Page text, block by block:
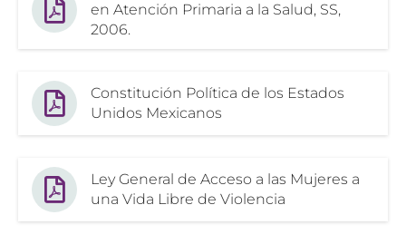
en Atención Primaria a la Salud, SS,
2006.
Constitución Política de los Estados
Unidos Mexicanos
Ley General de Acceso a las Mujeres a
una Vida Libre de Violencia